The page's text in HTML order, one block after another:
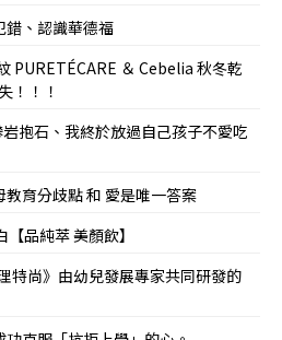
、認識華德福
PURETÉCARE ＆ Cebelia 秋冬乾
！！！
抱石、我終於放過自己孩子不愛吃
育分歧點 和 愛是唯一答案
品純萃 美顏飲】
特尚》由幼兒發展專家共同研發的